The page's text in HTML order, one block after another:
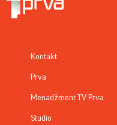
Kontakt
Prva
Menadžment TV Prva
Studio